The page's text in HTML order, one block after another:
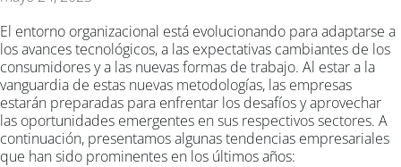
El entorno organizacional está evolucionando para adaptarse a
los avances tecnológicos, a las expectativas cambiantes de los
consumidores y a las nuevas formas de trabajo. Al estar a la
vanguardia de estas nuevas metodologías, las empresas
estarán preparadas para enfrentar los desafíos y aprovechar
las oportunidades emergentes en sus respectivos sectores. A
continuación, presentamos algunas tendencias empresariales
que han sido prominentes en los últimos años: